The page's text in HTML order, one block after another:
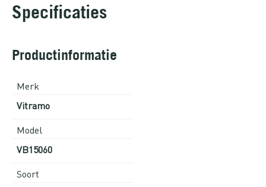
Specificaties
Productinformatie
Merk
Vitramo
Model
VB15060
Soort